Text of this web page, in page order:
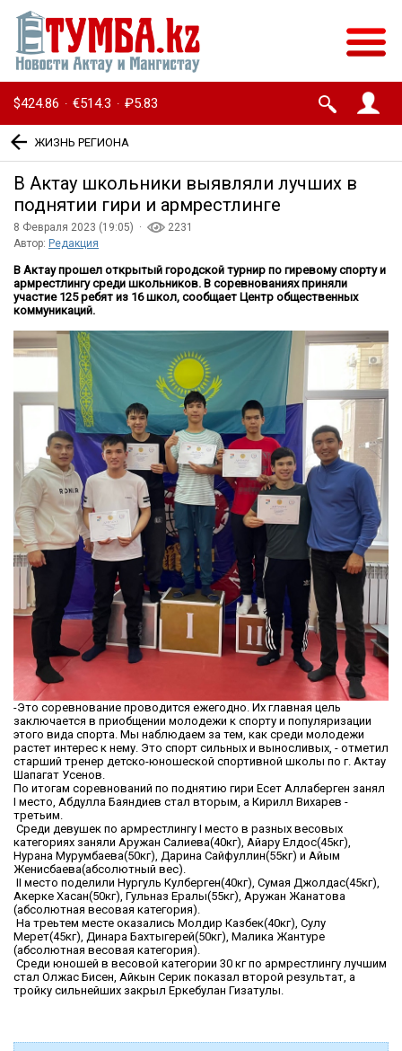
$424.86 · €514.3 · ₽5.83
ЖИЗНЬ РЕГИОНА
В Актау школьники выявляли лучших в
поднятии гири и армрестлинге
8 Февраля 2023 (19:05) ·
2231
Автор: Редакция
В Актау прошел открытый городской турнир по гиревому спорту и
армрестлингу среди школьников. В соревнованиях приняли
участие 125 ребят из 16 школ, сообщает Центр общественных
коммуникаций.
-Это соревнование проводится ежегодно. Их главная цель
заключается в приобщении молодежи к спорту и популяризации
этого вида спорта. Мы наблюдаем за тем, как среди молодежи
растет интерес к нему. Это спорт сильных и выносливых, - отметил
старший тренер детско-юношеской спортивной школы по г. Актау
Шапагат Усенов.
По итогам соревнований по поднятию гири Есет Аллаберген занял
І место, Абдулла Баяндиев стал вторым, а Кирилл Вихарев -
третьим.
Среди девушек по армрестлингу І место в разных весовых
категориях заняли Аружан Салиева(40кг), Айару Елдос(45кг),
Нурана Мурумбаева(50кг), Дарина Сайфуллин(55кг) и Айым
Женисбаева(абсолютный вес).
ІІ место поделили Нургуль Кулберген(40кг), Сумая Джолдас(45кг),
Акерке Хасан(50кг), Гульназ Ералы(55кг), Аружан Жанатова
(абсолютная весовая категория).
На треьтем месте оказались Молдир Казбек(40кг), Сулу
Мерет(45кг), Динара Бахтыгерей(50кг), Малика Жантуре
(абсолютная весовая категория).
Среди юношей в весовой категории 30 кг по армрестлингу лучшим
стал Олжас Бисен, Айкын Серик показал второй результат, а
тройку сильнейших закрыл Еркебулан Гизатулы.